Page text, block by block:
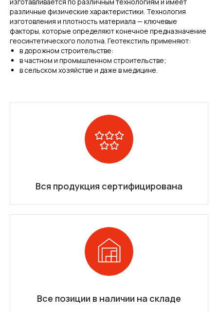
различные физические характеристики. Технология
изготовления и плотность материала — ключевые
факторы, которые определяют конечное предназначение
геосинтетического полотна. Геотекстиль применяют:
в дорожном строительстве:
в частном и промышленном строительстве;
в сельском хозяйстве и даже в медицине.
Вся продукция сертифицирована
Все позиции в наличии на складе